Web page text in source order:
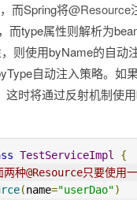
而Spring将@Resource
而type属性则解析为
则使用byName的自动
自动注入策略。如
这时将通过反射机制使
TestServiceImpl
{
种@Resource只要使用
(name="userDao")